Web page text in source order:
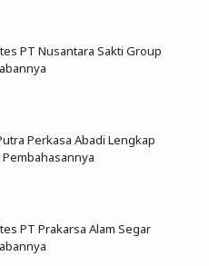
PT Nusantara Sakti Group
Perkasa Abadi Lengkap
PT Prakarsa Alam Segar